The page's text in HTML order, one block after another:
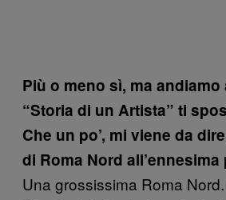
Più o meno sì, ma andiamo
“Storia di un Artista” ti
Che un po’, mi viene da
di Roma Nord all’ennesima
Una grossissima Roma